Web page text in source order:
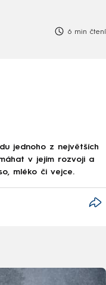
6 min čtení
jednoho z největších
v jejím rozvoji a
mléko či vejce.